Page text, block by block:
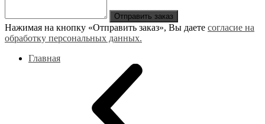
Отправить заказ
Нажимая на кнопку «Отправить заказ», Вы даете согласие на
обработку персональных данных.
Главная